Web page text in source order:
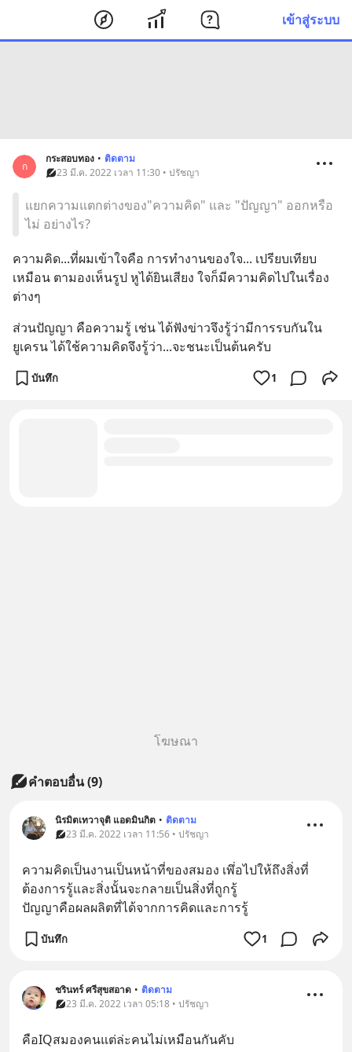
เข้าสู่ระบบ
ก
กระสอบทอง • ติดตาม
23 มี.ค. 2022 เวลา 11:30 • ปรัชญา
แยกความแตกต่างของ"ความคิด" และ "ปัญญา" ออกหรือ
ไม่ อย่างไร?
ความคิด...ที่ผมเข้าใจคือ การทำงานของใจ... เปรียบเทียบ
เหมือน ตามองเห็นรูป หูได้ยินเสียง ใจก็มีความคิดไปในเรื่อง
ต่างๆ
ส่วนปัญญา คือความรู้ เช่น ได้ฟังข่าวจึงรู้ว่ามีการรบกันใน
ยูเครน ได้ใช้ความคิดจึงรู้ว่า...จะชนะเป็นต้นครับ
บันทึก 1
โฆษณา
คำตอบอื่น(9)
นิรมิตเทวาจุติ แอดมินกิต • ติดตาม
23 มี.ค. 2022 เวลา 11:56 • ปรัชญา
ความคิดเป็นงานเป็นหน้าที่ของสมอง​ เพึ่อไปให้ถึงสิ่งที่
ต้องการรู้และสิ่งนั้นจะกลายเป็นสิ่งที่ถูกรู้
ปัญญา​คือผลผลิตที่ได้จากการคิดและการรู้
บันทึก 1
ชรินทร์ ศรีสุขสอาด • ติดตาม
23 มี.ค. 2022 เวลา 05:18 • ปรัชญา
คือIQสมองคนแต่ล่ะคนไม่เหมือนกันคับ